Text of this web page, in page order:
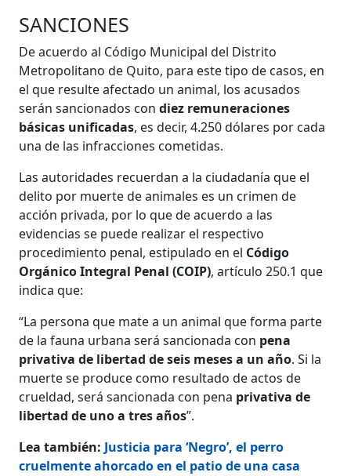
SANCIONES
De acuerdo al Código Municipal del Distrito
Metropolitano de Quito, para este tipo de casos, en
el que resulte afectado un animal, los acusados
serán sancionados condiez remuneraciones
básicas unificadas, es decir, 4.250 dólares por cada
una de las infracciones cometidas.
Las autoridades recuerdan a la ciudadanía que el
delito por muerte de animales es un crimen de
acción privada, por lo que de acuerdo a las
evidencias se puede realizar el respectivo
procedimiento penal, estipulado en el Código
Orgánico Integral Penal (COIP), artículo 250.1 que
indica que:
“La persona que mate a un animal que forma parte
de la fauna urbana será sancionada con pena
privativa de libertad de seis meses a un año. Si la
muerte se produce como resultado de actos de
crueldad, será sancionada con pena privativa de
libertad de uno a tres años”.
Lea también: Justicia para ‘Negro’, el perro
cruelmente ahorcado en el patio de una casa